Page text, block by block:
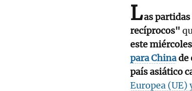
Las
recíprocos"
este
para Chinade
país asiático
Europea (UE)